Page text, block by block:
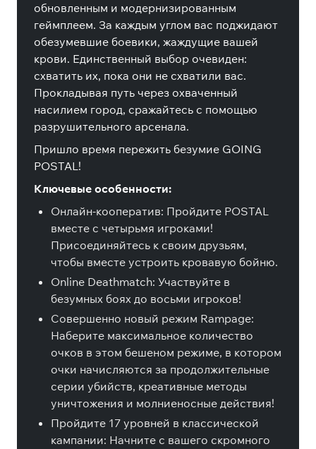
обновленным и модернизированным
геймплеем. За каждым углом вас поджидают
обезумевшие боевики, жаждущие вашей
крови. Единственный выбор очевиден:
схватить их, пока они не схватили вас.
Прокладывая путь через охваченный
насилием город, сражайтесь с помощью
разрушительного арсенала.
Пришло время пережить безумие GOING
POSTAL!
Ключевые особенности:
Онлайн-кооператив: Пройдите POSTAL
вместе с четырьмя игроками!
Присоединяйтесь к своим друзьям,
чтобы вместе устроить кровавую бойню.
Online Deathmatch: Участвуйте в
безумных боях до восьми игроков!
Совершенно новый режим Rampage:
Наберите максимальное количество
очков в этом бешеном режиме, в котором
очки начисляются за продолжительные
серии убийств, креативные методы
уничтожения и молниеносные действия!
Пройдите 17 уровней в классической
кампании: Начните с вашего скромного